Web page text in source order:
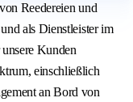
Reedereien und
als Dienstleister im
Kunden
einschließlich
an Bord von